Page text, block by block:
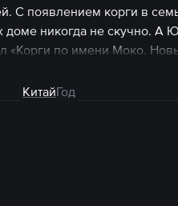
С появлением корги в
доме никогда не скучно. А
«Корги по имени Моко.
КитайГод